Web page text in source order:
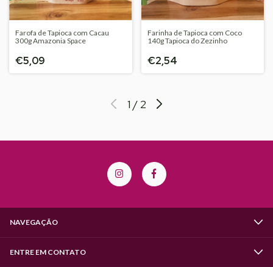
Farofa de Tapioca com Cacau
300g Amazonia Space
€5,09
Farinha de Tapioca com Coco
140g Tapioca do Zezinho
€2,54
1 / 2
NAVEGAÇÃO
ENTRE EM CONTATO